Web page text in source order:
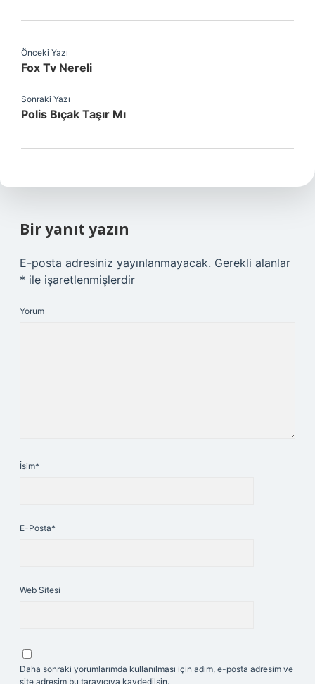
Önceki Yazı
Fox Tv Nereli
Sonraki Yazı
Polis Bıçak Taşır Mı
Bir yanıt yazın
E-posta adresiniz yayınlanmayacak. Gerekli alanlar
* ile işaretlenmişlerdir
Yorum
İsim*
E-Posta*
Web Sitesi
Daha sonraki yorumlarımda kullanılması için adım, e-posta adresim ve
site adresim bu tarayıcıya kaydedilsin.